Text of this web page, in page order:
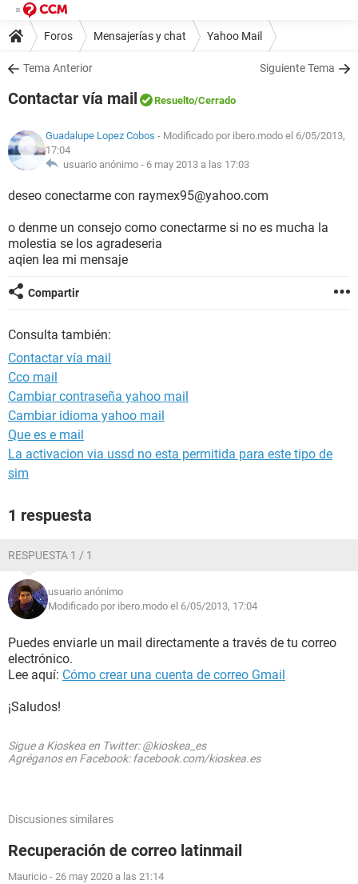
Foros Mensajerías y chat Yahoo Mail
Tema Anterior Siguiente Tema
Contactar vía mail Resuelto/Cerrado
Guadalupe Lopez Cobos - Modificado por ibero.modo el 6/05/2013,
17:04
usuario anónimo - 6 may 2013 a las 17:03
deseo conectarme con raymex95@yahoo.com
o denme un consejo como conectarme si no es mucha la
molestia se los agradeseria
aqien lea mi mensaje
Compartir
Consulta también:
Contactar vía mail
Cco mail
Cambiar contraseña yahoo mail
Cambiar idioma yahoo mail
Que es e mail
La activacion via ussd no esta permitida para este tipo de
sim
1 respuesta
RESPUESTA 1 / 1
usuario anónimo
Modificado por ibero.modo el 6/05/2013, 17:04
Puedes enviarle un mail directamente a través de tu correo
electrónico.
Lee aquí: Cómo crear una cuenta de correo Gmail
¡Saludos!
Sigue a Kioskea en Twitter: @kioskea_es
Agréganos en Facebook: facebook.com/kioskea.es
Discusiones similares
Recuperación de correo latinmail
Mauricio - 26 may 2020 a las 21:14